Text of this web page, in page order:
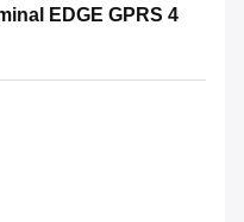
EDGE GPRS 4